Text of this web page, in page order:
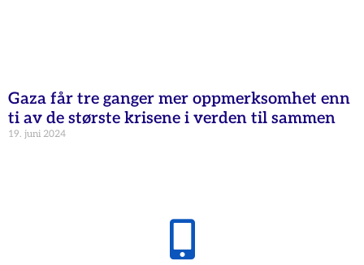
Gaza får tre ganger mer oppmerksomhet enn
ti av de største krisene i verden til sammen
19. juni 2024